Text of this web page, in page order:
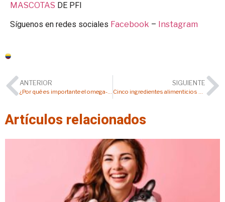
MASCOTAS DE PFI
Síguenos en redes sociales Facebook – Instagram
ANTERIOR
¿Por qué es importante el omega-3 en la alimentación de tu perro? Conoce sus 12 beneficios
SIGUIENTE
Cinco ingredientes alimenticios que pueden reducir el estrés en tu mascota
Artículos relacionados